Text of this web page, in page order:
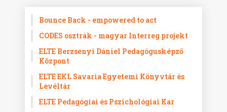
Bounce Back - empowered to act
CODES osztrák - magyar Interreg projekt
ELTE Berzsenyi Dániel Pedagógusképző
Központ
ELTE EKL Savaria Egyetemi Könyvtár és
Levéltár
ELTE Pedagógiai és Pszichológiai Kar